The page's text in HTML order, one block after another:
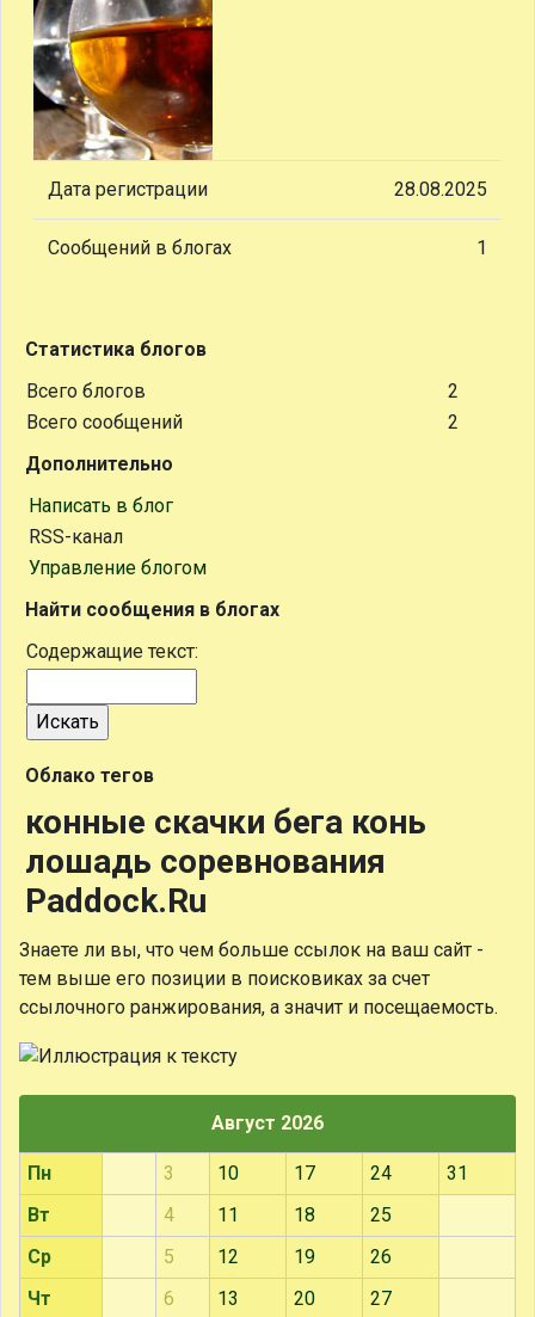
Дата регистрации 28.08.2025
Сообщений в блогах 1
Статистика блогов
Всего блогов
2
Всего сообщений
2
Дополнительно
Написать в блог
RSS-канал
Управление блогом
Найти сообщения в блогах
Содержащие текст:
Облако тегов
конные скачки бега конь
лошадь соревнования
Paddock.Ru
Знаете ли вы, что чем больше ссылок на ваш сайт -
тем выше его позиции в поисковиках за счет
ссылочного ранжирования, а значит и посещаемость.
Август 2026
Пн 3 10 17 24
31
Вт
4 11 18
25
Ср
5 12 19
26
Чт
6 13 20 27